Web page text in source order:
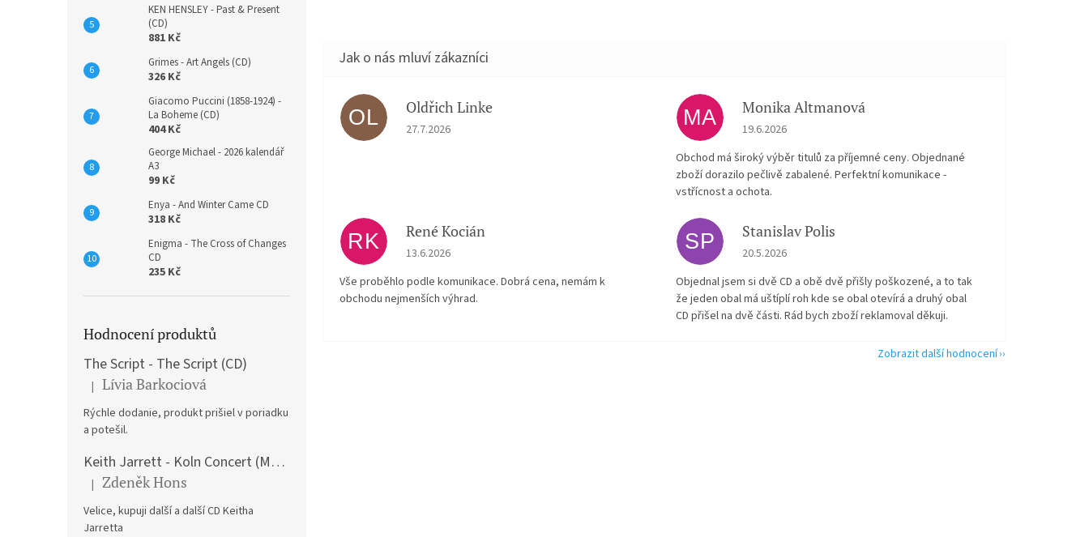
KEN HENSLEY - Past & Present
(CD)
881 Kč
Grimes - Art Angels (CD)
326 Kč
Giacomo Puccini (1858-1924) -
La Boheme (CD)
404 Kč
George Michael - 2026 kalendář
A3
99 Kč
Enya - And Winter Came CD
318 Kč
Enigma - The Cross of Changes
CD
235 Kč
Hodnocení produktů
The Script - The Script (CD)
Hodnocení produktu je 5 z 5 hvězdiček.
| Lívia Barkociová
Rýchle dodanie, produkt prišiel v poriadku
a potešil.
Keith Jarrett - Koln Concert (Music CD)
Hodnocení produktu je 5 z 5 hvězdiček.
| Zdeněk Hons
Velice, kupuji další a další CD Keitha
Jarretta
OL Oldřich Linke
Hodnocení obchodu je 5 z 5 hvězdiček.
27.7.2026 MA Monika Altmanová
Hodnocení obchodu je 5 z 5 hvězdiček.
19.6.2026
Obchod má široký výběr titulů za příjemné ceny. Objednané
zboží dorazilo pečlivě zabalené. Perfektní komunikace -
vstřícnost a ochota.
RK René Kocián
Hodnocení obchodu je 5 z 5 hvězdiček.
13.6.2026
Vše proběhlo podle komunikace. Dobrá cena, nemám k
obchodu nejmenších výhrad.
SP Stanislav Polis
Hodnocení obchodu je 2 z 5 hvězdiček.
20.5.2026
Objednal jsem si dvě CD a obě dvě přišly poškozené, a to tak
že jeden obal má uštíplí roh kde se obal otevírá a druhý obal
CD přišel na dvě části. Rád bych zboží reklamoval děkuji.
Zobrazit další hodnocení